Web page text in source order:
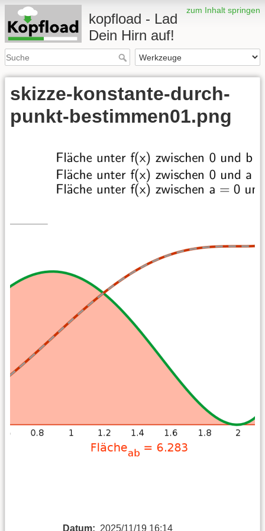
zum Inhalt springen
kopfload - Lad
Dein Hirn auf!
skizze-konstante-durch-
punkt-bestimmen01.png
Datum: 2025/11/19 16:14